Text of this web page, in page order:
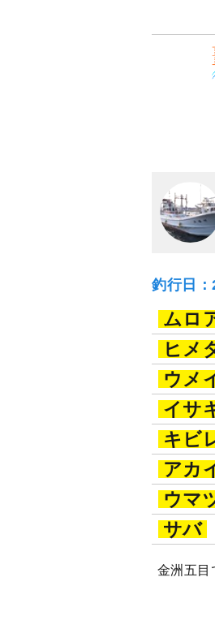
釣行日
ムロ
ヒメ
ウメ
イサ
キビ
アカ
ウマ
サバ
金洲五目